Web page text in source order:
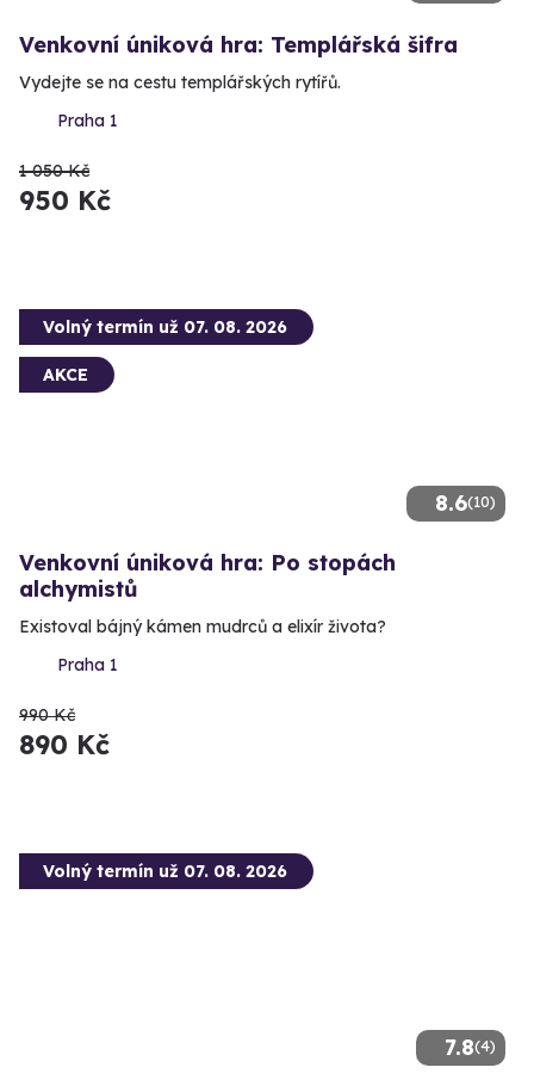
Venkovní úniková hra: Templářská šifra
Vydejte se na cestu templářských rytířů.
Praha 1
1 050 Kč
950 Kč
8.6(10)
Volný termín už 07. 08. 2026
AKCE
Venkovní úniková hra: Po stopách
alchymistů
Existoval bájný kámen mudrců a elixír života?
Praha 1
990 Kč
890 Kč
7.8(4)
Volný termín už 07. 08. 2026